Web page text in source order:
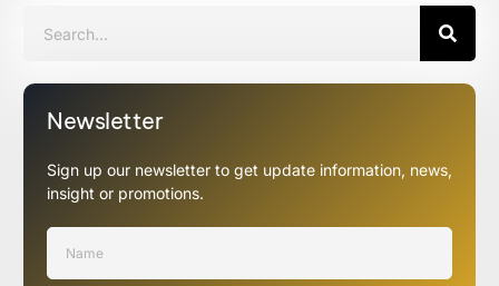
Newsletter
Sign up our newsletter to get update information, news,
insight or promotions.